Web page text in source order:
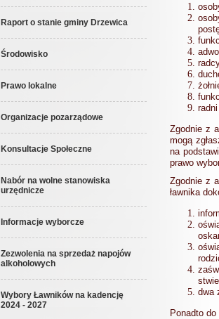
Raport o stanie gminy Drzewica
Środowisko
Prawo lokalne
Organizacje pozarządowe
Konsultacje Społeczne
Nabór na wolne stanowiska
urzędnicze
Informacje wyborcze
Zezwolenia na sprzedaż napojów
alkoholowych
Wybory Ławników na kadencję
2024 - 2027
Zgodnie z
mogą
na
prawo
Zgodnie z
ławnika
dwa
Ponadto